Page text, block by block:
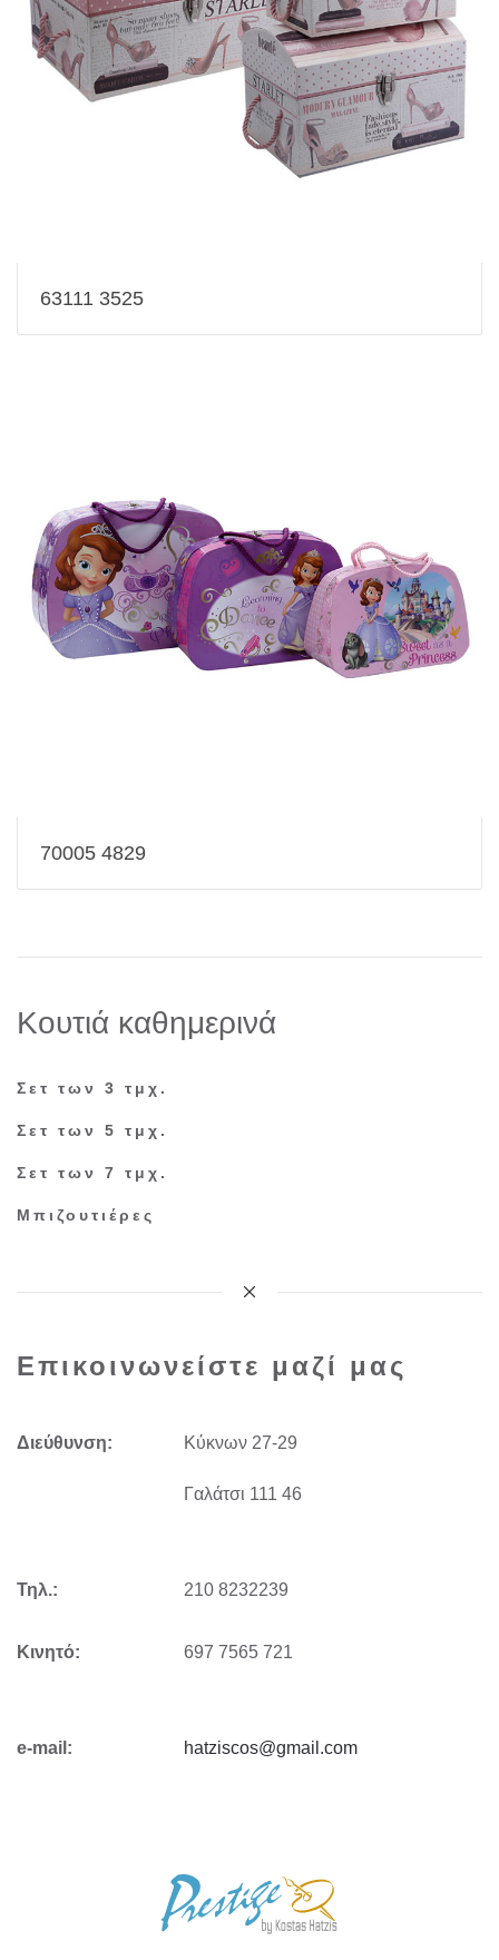
63111 3525
70005 4829
Κουτιά καθημερινά
Σετ των 3 τμχ.
Σετ των 5 τμχ.
Σετ των 7 τμχ.
Μπιζουτιέρες
Επικοινωνείστε μαζί μας
Διεύθυνση: Kύκνων 27-29
Γαλάτσι 111 46
Τηλ.: 210 8232239
Κινητό: 697 7565 721
e-mail: hatziscos@gmail.com